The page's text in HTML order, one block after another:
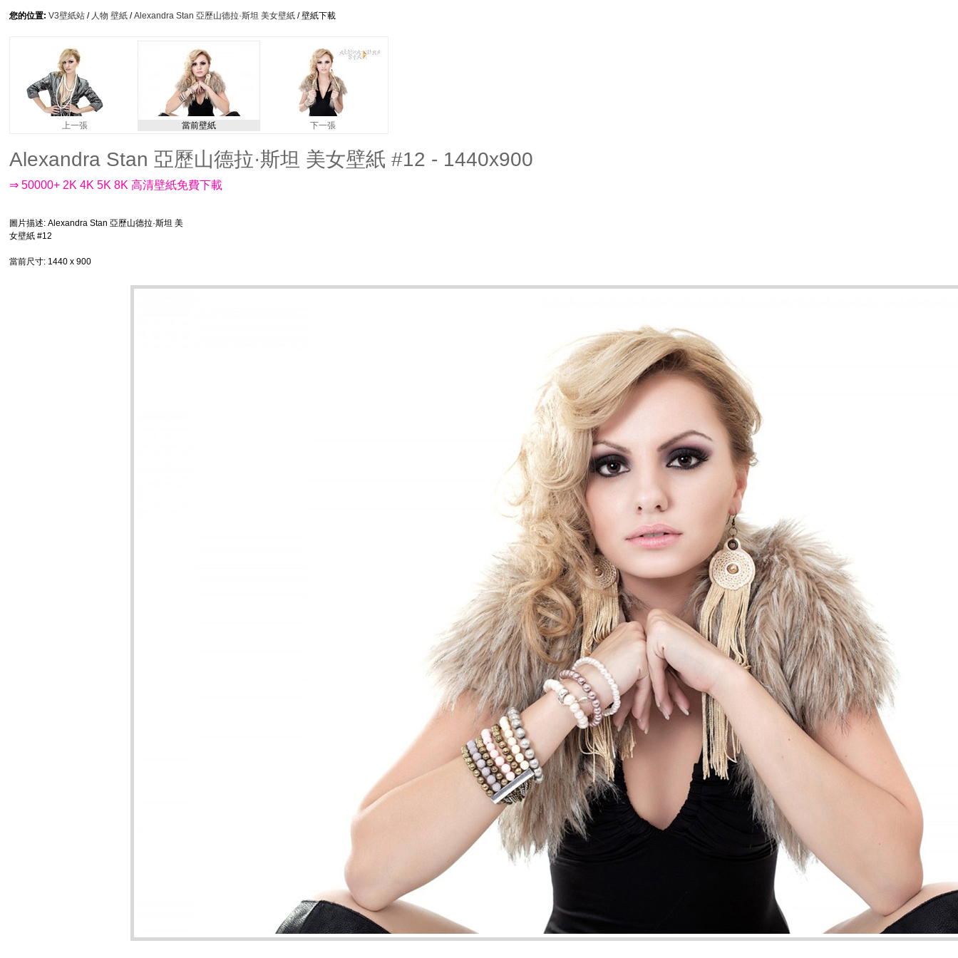
您的位置: V3壁紙站 / 人物 壁紙 /Alexandra Stan 亞歷山德拉·斯坦 美女壁紙 / 壁紙下載
上一張 當前壁紙 下一張
Alexandra Stan 亞歷山德拉·斯坦 美女壁紙 #12 - 1440x900
⇒ 50000+ 2K 4K 5K 8K 高清壁紙免費下載
圖片描述: Alexandra Stan 亞歷山德拉·斯坦 美
女壁紙 #12
當前尺寸: 1440 x 900